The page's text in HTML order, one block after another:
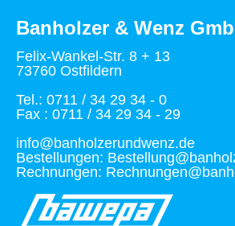
Banholzer & Wenz
Felix-Wankel-Str. 8 + 13
73760 Ostfildern
Tel.: 0711 / 34 29 34 - 0
Fax : 0711 / 34 29 34 - 29
info@banholzerundwenz.de
Bestellungen:
Rechnungen: